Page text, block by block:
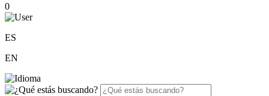
0
ES
EN